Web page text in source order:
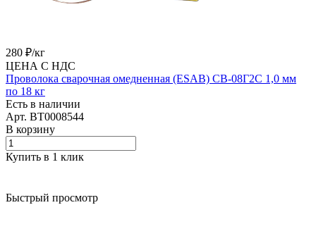
280 ₽/кг
ЦЕНА С НДС
Проволока сварочная омедненная (ESAB) СВ-08Г2С 1,0 мм
по 18 кг
Есть в наличии
Арт. BT0008544
В корзину
Купить в 1 клик
Быстрый просмотр